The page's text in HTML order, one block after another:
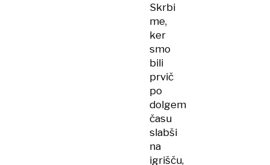
Skrbi
me,
ker
smo
bili
prvič
po
dolgem
času
slabši
na
igrišču,